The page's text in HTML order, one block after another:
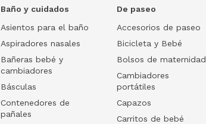
Baño y cuidados
Asientos para el baño
Aspiradores nasales
Bañeras bebé y
cambiadores
Básculas
Contenedores de
pañales
De paseo
Accesorios de paseo
Bicicleta y Bebé
Bolsos de maternidad
Cambiadores
portátiles
Capazos
Carritos de bebé